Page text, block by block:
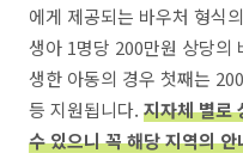
에게 제공되는 바우처 형식
생아 1명당 200만원 상당의
생한 아동의 경우 첫째는
등 지원됩니다. 지자체 별로
수 있으니 꼭 해당 지역의 안